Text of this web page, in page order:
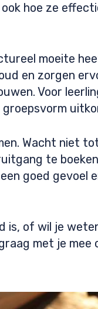
hoe ze
moeite
en zorgen
Voor
groepsvorm
Wacht niet
te
goed gevoel
is, of wil je
met je